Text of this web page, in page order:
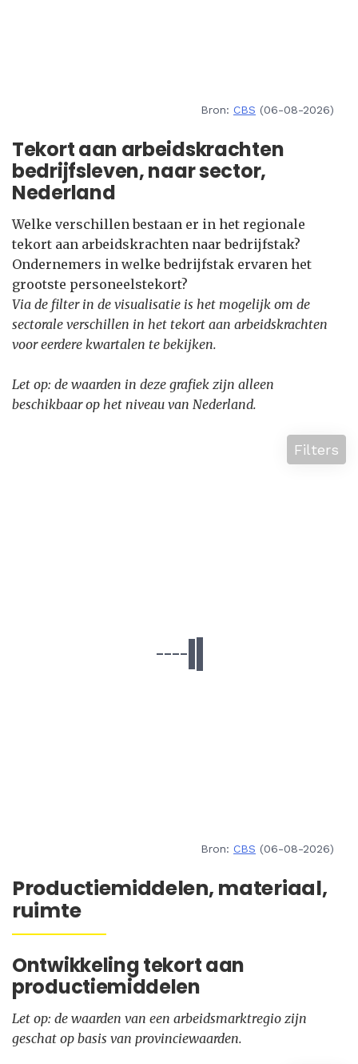
Bron: CBS (06-08-2026)
Tekort aan arbeidskrachten
bedrijfsleven, naar sector,
Nederland
Welke verschillen bestaan er in het regionale
tekort aan arbeidskrachten naar bedrijfstak?
Ondernemers in welke bedrijfstak ervaren het
grootste personeelstekort?
Via de filter in de visualisatie is het mogelijk om de
sectorale verschillen in het tekort aan arbeidskrachten
voor eerdere kwartalen te bekijken.
Let op: de waarden in deze grafiek zijn alleen
beschikbaar op het niveau van Nederland.
Filters
Bron: CBS (06-08-2026)
Productiemiddelen, materiaal,
ruimte
Ontwikkeling tekort aan
productiemiddelen
Let op: de waarden van een arbeidsmarktregio zijn
geschat op basis van provinciewaarden.